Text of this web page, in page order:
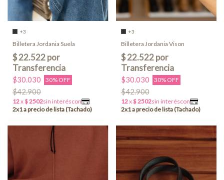
+3
Billetera Jordania Suela
$30.030 30% OFF
$42.900
+3
Billetera Jordania Vison
$30.030 30% OFF
$42.900